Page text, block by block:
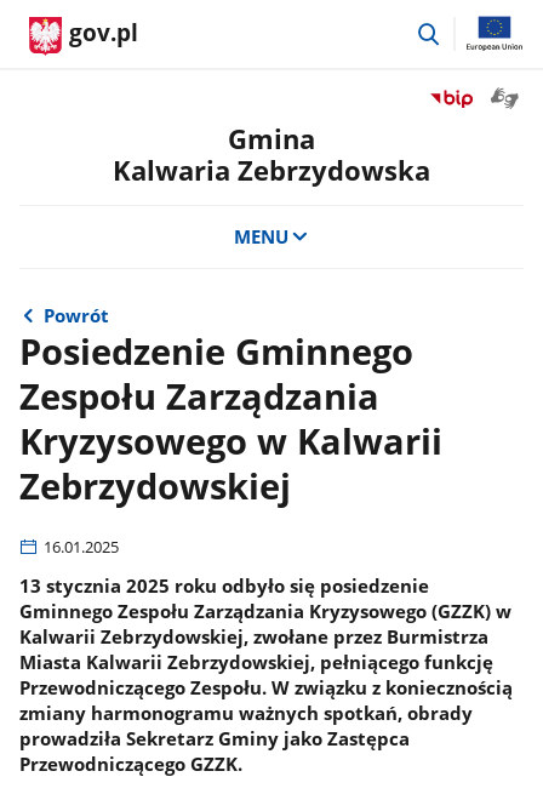
gov.pl
przejdź
Przejdź
Gmina
Kalwaria Zebrzydowska
MENU
Powrót
Posiedzenie Gminnego
Zespołu Zarządzania
Kryzysowego w Kalwarii
Zebrzydowskiej
16.01.2025
13 stycznia 2025 roku odbyło się posiedzenie
Gminnego Zespołu Zarządzania Kryzysowego (GZZK) w
Kalwarii Zebrzydowskiej, zwołane przez Burmistrza
Miasta Kalwarii Zebrzydowskiej, pełniącego funkcję
Przewodniczącego Zespołu. W związku z koniecznością
zmiany harmonogramu ważnych spotkań, obrady
prowadziła Sekretarz Gminy jako Zastępca
Przewodniczącego GZZK.